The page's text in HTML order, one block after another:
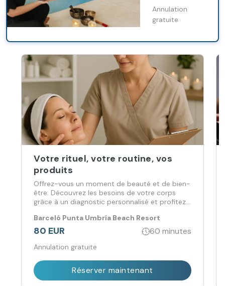
l'eau, le son et
le parfum se
combinent en
harmonie.
Annulation
gratuite
Votre rituel, votre routine, vos
produits
Offrez-vous un moment de beauté et de bien-
être. Découvrez les besoins de votre corps
grâce à un diagnostic personnalisé et profitez
10 % de rabais sur les produits utilisés. Votre
bien-être, notre priorité !
Barceló Punta Umbría Beach Resort
80 EUR 60 minutes
Annulation gratuite
Réserver maintenant